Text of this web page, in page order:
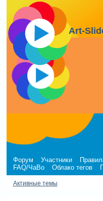
Art-
Форум Участники
FAQ/ЧаВо
Облако тегов
Активные темы